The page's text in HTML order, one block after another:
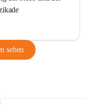
sehen